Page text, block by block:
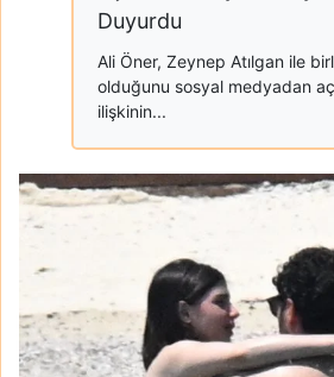
Duyurdu
Ali Öner, Zeynep Atılgan ile
olduğunu sosyal medyadan
ilişkinin...